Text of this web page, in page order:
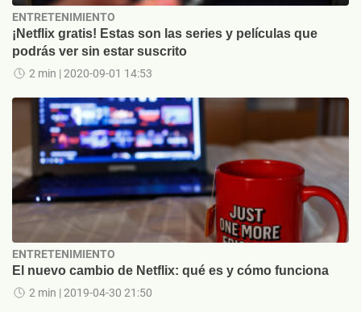
ENTRETENIMIENTO
¡Netflix gratis! Estas son las series y películas que
podrás ver sin estar suscrito
2 min | 2020-09-01 14:53
ENTRETENIMIENTO
El nuevo cambio de Netflix: qué es y cómo funciona
2 min | 2019-04-30 21:50